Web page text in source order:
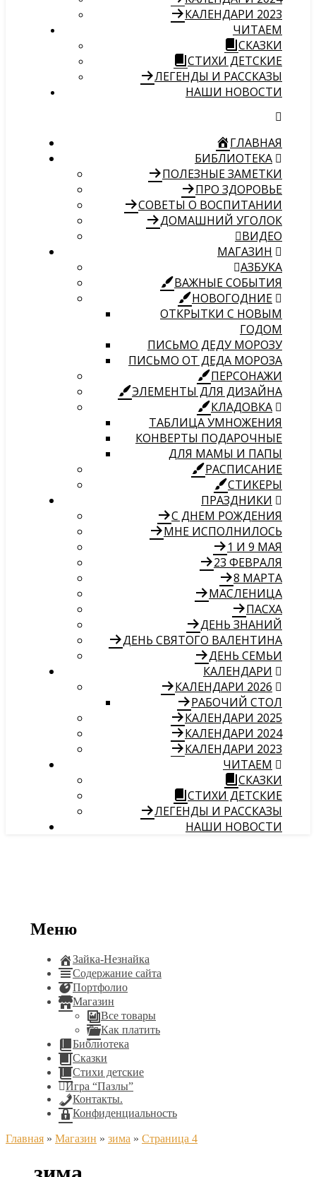
КАЛЕНДАРИ 2023
ЧИТАЕМ
СКАЗКИ
СТИХИ ДЕТСКИЕ
ЛЕГЕНДЫ И РАССКАЗЫ
НАШИ НОВОСТИ
ГЛАВНАЯ
БИБЛИОТЕКА
ПОЛЕЗНЫЕ ЗАМЕТКИ
ПРО ЗДОРОВЬЕ
СОВЕТЫ О ВОСПИТАНИИ
ДОМАШНИЙ УГОЛОК
ВИДЕО
МАГАЗИН
АЗБУКА
ВАЖНЫЕ СОБЫТИЯ
НОВОГОДНИЕ
ОТКРЫТКИ С НОВЫМ
ГОДОМ
ПИСЬМО ДЕДУ МОРОЗУ
ПИСЬМО ОТ ДЕДА МОРОЗА
ПЕРСОНАЖИ
ЭЛЕМЕНТЫ ДЛЯ ДИЗАЙНА
КЛАДОВКА
ТАБЛИЦА УМНОЖЕНИЯ
КОНВЕРТЫ ПОДАРОЧНЫЕ
ДЛЯ МАМЫ И ПАПЫ
РАСПИСАНИЕ
СТИКЕРЫ
ПРАЗДНИКИ
С ДНЕМ РОЖДЕНИЯ
МНЕ ИСПОЛНИЛОСЬ
1 И 9 МАЯ
23 ФЕВРАЛЯ
8 МАРТА
МАСЛЕНИЦА
ПАСХА
ДЕНЬ ЗНАНИЙ
ДЕНЬ СВЯТОГО ВАЛЕНТИНА
ДЕНЬ СЕМЬИ
КАЛЕНДАРИ
КАЛЕНДАРИ 2026
РАБОЧИЙ СТОЛ
КАЛЕНДАРИ 2025
КАЛЕНДАРИ 2024
КАЛЕНДАРИ 2023
ЧИТАЕМ
СКАЗКИ
СТИХИ ДЕТСКИЕ
ЛЕГЕНДЫ И РАССКАЗЫ
НАШИ НОВОСТИ
Меню
Зайка-Незнайка
Содержание сайта
Портфолио
Магазин
Все товары
Как платить
Библиотека
Сказки
Стихи детские
Игра “Пазлы”
Контакты.
Конфиденциальность
Главная » Магазин » зима » Страница 4